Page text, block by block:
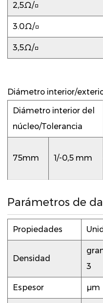
2,5Ω/□
3.0Ω/□
3,5Ω/□
Diámetro interior/
Diámetro interior del
núcleo/Tolerancia
75mm 1/-0,5 mm
Parámetros de
Propiedades
Densidad
3
Espesor µm